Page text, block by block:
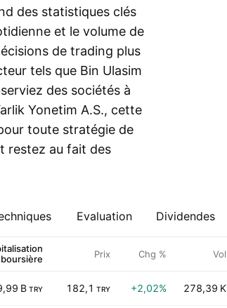
des statistiques clés
et le volume de
de trading plus
tels que Bin Ulasim
des sociétés à
Yonetim A.S., cette
toute stratégie de
restez au fait des
Evaluation Dividendes
boursière
Prix Chg % Vol
B TRY 182,1 TRY +2,02% 278,39 K